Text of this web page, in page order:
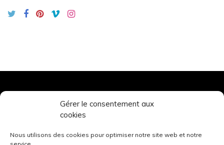
Gérer le consentement aux
cookies
Nous utilisons des cookies pour optimiser notre site web et notre
TOURS’N BIKES
© 2026. All rights reserved.